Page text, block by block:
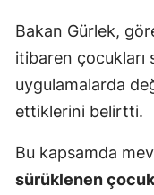
Bakan Gürlek,
itibaren çocukları
uygulamalarda
ettiklerini belirtti.
Bu kapsamda
sürüklenen